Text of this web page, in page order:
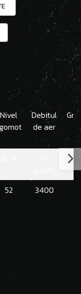
Nivel
Debitul
de aer
52 3400